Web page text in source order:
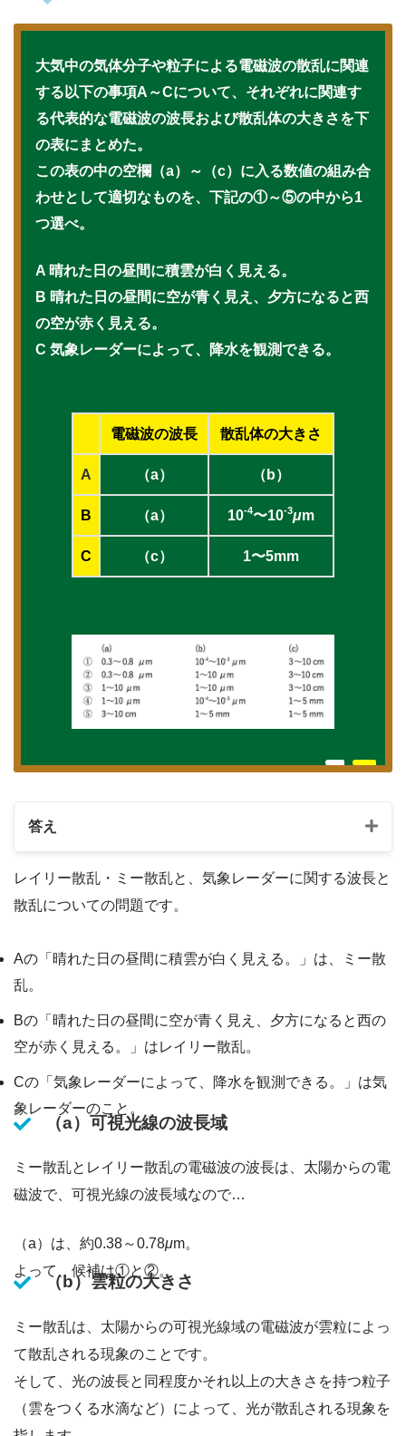
大気中の気体分子や粒子による電磁波の散乱に関連
する以下の事項A～Cについて、それぞれに関連す
る代表的な電磁波の波長および散乱体の大きさを下
の表にまとめた。
この表の中の空欄（a）～（c）に入る数値の組み合
わせとして適切なものを、下記の①～⑤の中から1
つ選べ。
A 晴れた日の昼間に積雲が白く見える。
B 晴れた日の昼間に空が青く見え、夕方になると西
の空が赤く見える。
C 気象レーダーによって、降水を観測できる。
電磁波の波長 散乱体の大きさ
A （a） （b）
B （a） 10-4〜10-3μm
C （c） 1〜5mm
答え
レイリー散乱・ミー散乱と、気象レーダーに関する波長と
散乱についての問題です。
Aの「晴れた日の昼間に積雲が白く見える。」は、ミー散
乱。
Bの「晴れた日の昼間に空が青く見え、夕方になると西の
空が赤く見える。」はレイリー散乱。
Cの「気象レーダーによって、降水を観測できる。」は気
象レーダーのこと。
（a）可視光線の波長域
ミー散乱とレイリー散乱の電磁波の波長は、太陽からの電
磁波で、可視光線の波長域なので…
（a）は、約0.38～0.78μm。
よって、候補は①と②。
（b）雲粒の大きさ
ミー散乱は、太陽からの可視光線域の電磁波が雲粒によっ
て散乱される現象のことです。
そして、光の波長と同程度かそれ以上の大きさを持つ粒子
（雲をつくる水滴など）によって、光が散乱される現象を